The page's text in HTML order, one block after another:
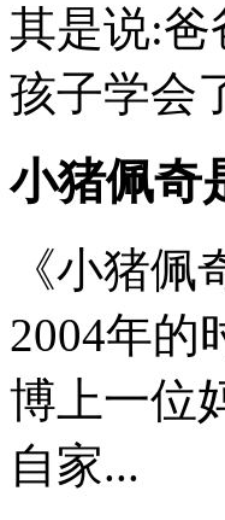
其是说:爸
孩子学会
小猪佩奇
《小猪
2004年的
博上一位
自家...